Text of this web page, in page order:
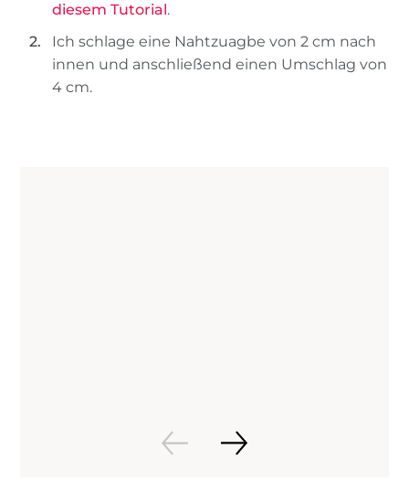
diesem Tutorial.
Ich schlage eine Nahtzuagbe von 2 cm nach
innen und anschließend einen Umschlag von
4 cm.